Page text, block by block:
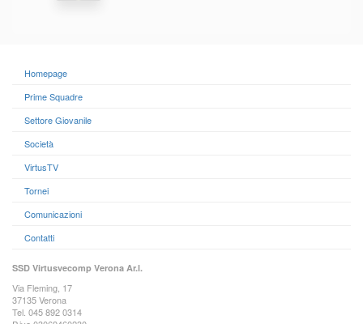
Homepage
Prime Squadre
Settore Giovanile
Società
VirtusTV
Tornei
Comunicazioni
Contatti
SSD Virtusvecomp Verona Ar.l.
Via Fleming, 17
37135 Verona
Tel. 045 892 0314